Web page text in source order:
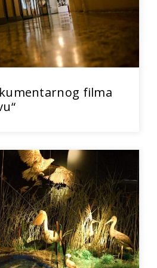
filma